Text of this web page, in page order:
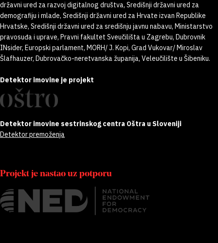
državni ured za razvoj digitalnog društva, Središnji državni ured za
demografiju i mlade, Središnji državni ured za Hrvate izvan Republike
Hrvatske, Središnji državni ured za središnju javnu nabavu, Ministarstvo
pravosuđa i uprave, Pravni fakultet Sveučilišta u Zagrebu, Dubrovnik
INsider, Europski parlament, MORH/ J. Kopi, Grad Vukovar/ Miroslav
Šlafhauzer, Dubrovačko-neretvanska županija, Veleučilište u Šibeniku.
Detektor imovine je projekt
Detektor imovine sestrinskog centra Oštra u Sloveniji
Detektor premoženja
Projekt je nastao uz potporu